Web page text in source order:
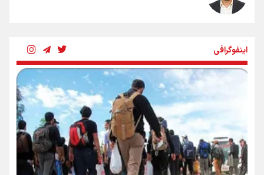
روایت ایران از کنار مردم
از طلوع خیابان‌ها تا غروب اشک
اینفوگرافی